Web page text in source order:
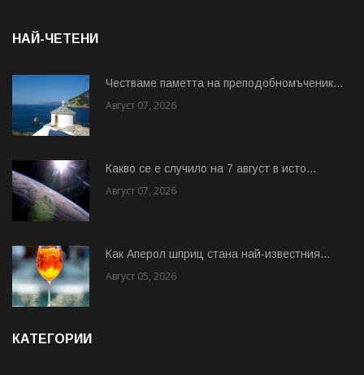
НАЙ-ЧЕТЕНИ
Честваме паметта на преподобномъченик...
Август 07, 2026
Какво се е случило на 7 август в исто...
Август 07, 2026
Как Аперол шприц стана най-известния...
Август 05, 2026
КАТЕГОРИИ